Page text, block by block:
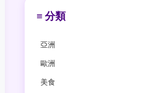
≡ 分類
亞洲
歐洲
美食